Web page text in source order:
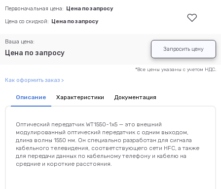
Ваша цена:
Цена по запросу
Первоначальная цена: Цена по запросу
Цена со скидкой: Цена по запросу
*Все цены указаны с учетом НДС.
Запросить цену
Как оформить заказ >
Описание Характеристики Документация
Оптический передатчик WT1550-1x5 — это внешний
модулированный оптический передатчик с одним выходом,
длина волны 1550 нм. Он специально разработан для сигнала
кабельного телевидения, соответствующего сети HFC, а также
для передачи данных по кабельному телефону и кабелю на
средние и короткие расстояния.